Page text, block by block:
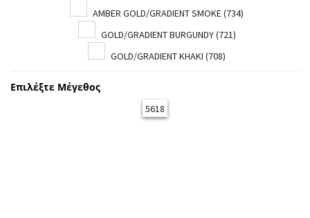
AMBER GOLD/GRADIENT SMOKE (734)
GOLD/GRADIENT BURGUNDY (721)
GOLD/GRADIENT KHAKI (708)
Επιλέξτε Μέγεθος
5618